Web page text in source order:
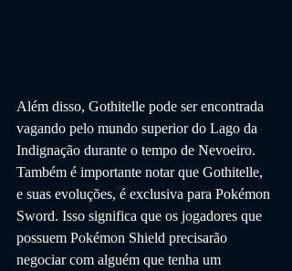
Além disso, Gothitelle pode ser encontrada
vagando pelo mundo superior do Lago da
Indignação durante o tempo de Nevoeiro.
Também é importante notar que Gothitelle,
e suas evoluções, é exclusiva para Pokémon
Sword. Isso significa que os jogadores que
possuem Pokémon Shield precisarão
negociar com alguém que tenha um